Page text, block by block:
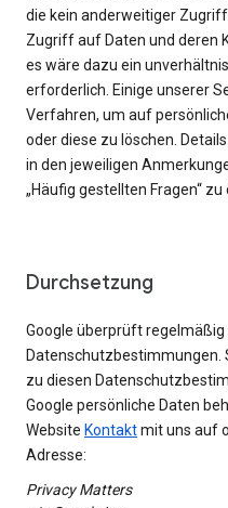
die kein anderweitiger
Zugriff auf Daten und deren
es wäre dazu ein
erforderlich. Einige unserer
Verfahren, um auf
oder diese zu löschen.
in den jeweiligen
„Häufig gestellten Fragen“ zu
Durchsetzung
Google überprüft regelmäßig
Datenschutzbestimmungen.
zu diesen
Google persönliche Daten
Website Kontaktmit uns auf
Adresse:
Privacy Matters